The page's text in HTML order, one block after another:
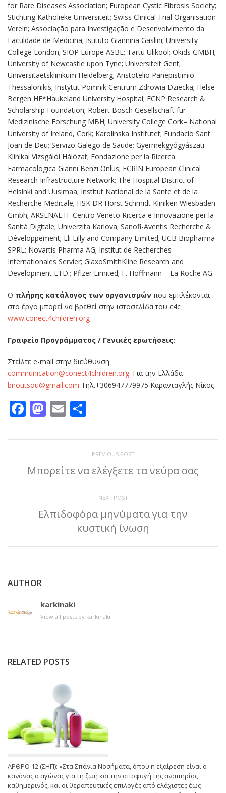
for Rare Diseases Association; European Cystic Fibrosis Society;
Stichting Katholieke Universiteit; Swiss Clinical Trial Organisation
Verein; Associação para Investigação e Desenvolvimento da
Faculdade de Medicina; Istituto Giannina Gaslini; University
College London; SIOP Europe ASBL; Tartu Ulikool; Okids GMBH;
University of Newcastle upon Tyne; Universiteit Gent;
Universitaetsklinikum Heidelberg; Aristotelio Panepistimio
Thessalonikis; Instytut Pomnik Centrum Zdrowia Dziecka; Helse
Bergen HF*Haukeland University Hospital; ECNP Research &
Scholarship Foundation; Robert Bosch Gesellschaft fur
Medizinische Forschung MBH; University College Cork– National
University of Ireland, Cork; Karolinska Institutet; Fundacio Sant
Joan de Deu; Servizo Galego de Saude; Gyermekgyógyászati
Klinikai Vizsgálói Hálózat; Fondazione per la Ricerca
Farmacologica Gianni Benzi Onlus; ECRIN European Clinical
Research Infrastructure Network; The Hospital District of
Helsinki and Uusimaa; Institut National de la Sante et de la
Recherche Medicale; HSK DR Horst Schmidt Kliniken Wiesbaden
Gmbh; ARSENAL.IT-Centro Veneto Ricerca e Innovazione per la
Sanità Digitale; Univerzita Karlova; Sanofi-Aventis Recherche &
Développement; Eli Lilly and Company Limited; UCB Biopharma
SPRL; Novartis Pharma AG; Institut de Recherches
Internationales Servier; GlaxoSmithKline Research and
Development LTD.; Pfizer Limited; F. Hoffmann – La Roche AG.
Ο πλήρης κατάλογος των οργανισμών που εμπλέκονται
στο έργο μπορεί να βρεθεί στην ιστοσελίδα του c4c
www.conect4children.org
Γραφείο Προγράμματος / Γενικές ερωτήσεις:
Στείλτε e-mail στην διεύθυνση
communication@conect4children.org. Για την Ελλάδα
bnoutsou@gmail.com Τηλ.+306947779975 Καρανταγλής Νίκος
Facebook
Mastodon
Email
PREVIOUS POST
Μπορείτε να ελέγξετε τα νεύρα σας
NEXT POST
Ελπιδοφόρα μηνύματα για την
κυστική ίνωση
AUTHOR
karkinaki
View all posts by karkinaki →
RELATED POSTS
ΑΡΘΡΟ 12 (ΣΗΠ): «Στα Σπάνια Νοσήματα, όπου η εξαίρεση είναι ο
κανόνας,ο αγώνας για τη ζωή και την αποφυγή της αναπηρίας
καθημερινός, και οι θεραπευτικές επιλογές από ελάχιστες έως